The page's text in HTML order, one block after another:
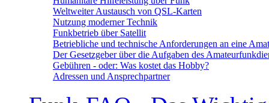
Weltweiter Austausch von QSL-Karten
Nutzung moderner Technik
Funkbetrieb über Satellit
Betriebliche und technische Anforderungen an eine
Der Gesetzgeber über die Aufgaben des
Gebühren - oder: Was kostet das Hobby?
Adressen und Ansprechpartner